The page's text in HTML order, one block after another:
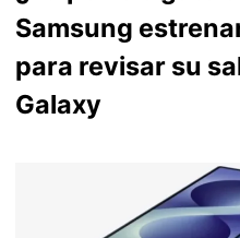
Samsung
para revisar su
Galaxy